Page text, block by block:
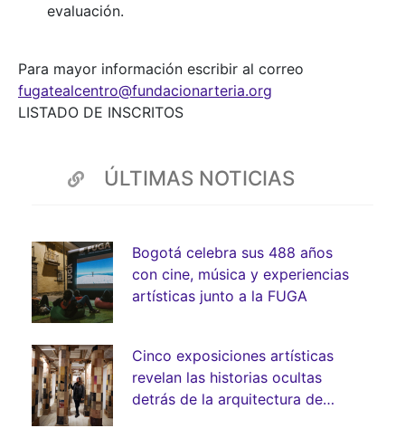
evaluación.
Para mayor información escribir al correo
fugatealcentro@fundacionarteria.org
LISTADO DE INSCRITOS
ÚLTIMAS NOTICIAS
Bogotá celebra sus 488 años
con cine, música y experiencias
artísticas junto a la FUGA
Cinco exposiciones artísticas
revelan las historias ocultas
detrás de la arquitectura de